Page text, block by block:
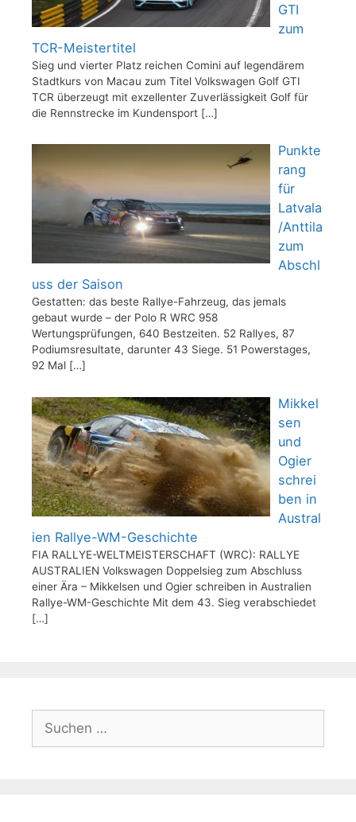
GTI
zum
TCR-Meistertitel
Sieg und vierter Platz reichen Comini auf legendärem
Stadtkurs von Macau zum Titel Volkswagen Golf GTI
TCR überzeugt mit exzellenter Zuverlässigkeit Golf für
die Rennstrecke im Kundensport […]
Punkte
rang
für
Latvala
/Anttila
zum
Abschl
uss der Saison
Gestatten: das beste Rallye-Fahrzeug, das jemals
gebaut wurde – der Polo R WRC 958
Wertungsprüfungen, 640 Bestzeiten. 52 Rallyes, 87
Podiumsresultate, darunter 43 Siege. 51 Powerstages,
92 Mal […]
Mikkel
sen
und
Ogier
schrei
ben in
Austral
ien Rallye-WM-Geschichte
FIA RALLYE-WELTMEISTERSCHAFT (WRC): RALLYE
AUSTRALIEN Volkswagen Doppelsieg zum Abschluss
einer Ära – Mikkelsen und Ogier schreiben in Australien
Rallye-WM-Geschichte Mit dem 43. Sieg verabschiedet
[…]
nach: